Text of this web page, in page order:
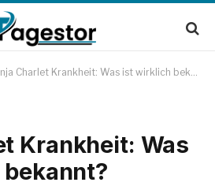
Charlet Krankheit: Was ist wirklich bekannt?
Krankheit: Was